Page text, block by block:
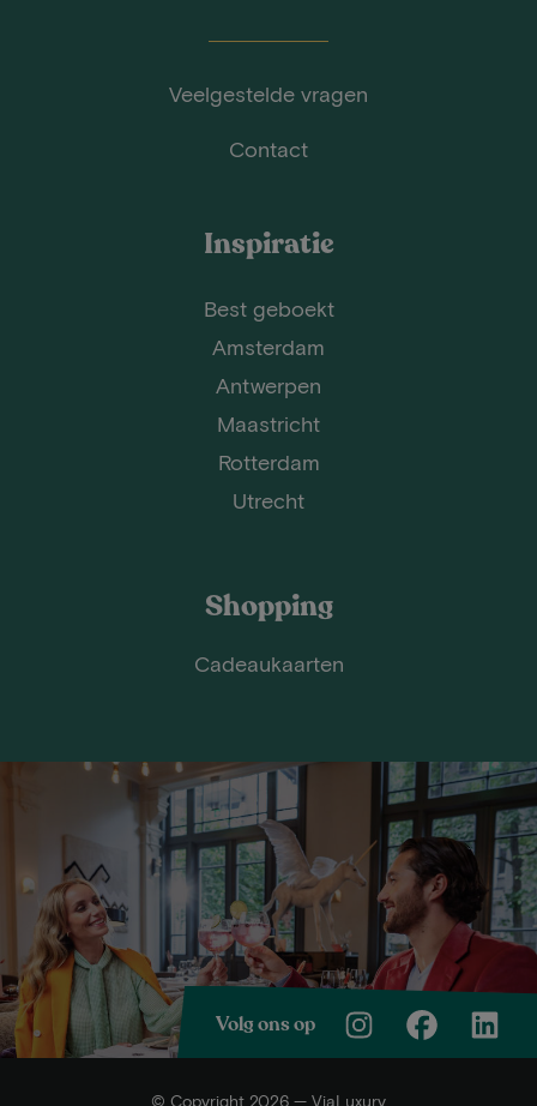
Veelgestelde vragen
Contact
Inspiratie
Best geboekt
Amsterdam
Antwerpen
Maastricht
Rotterdam
Utrecht
Shopping
Cadeaukaarten
Volg ons op
© Copyright 2026 — ViaLuxury